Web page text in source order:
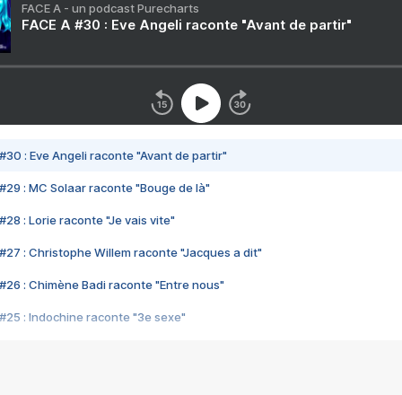
FACE A - un podcast Purecharts
FACE A #30 : Eve Angeli raconte "Avant de partir"
#30 : Eve Angeli raconte "Avant de partir"
#29 : MC Solaar raconte "Bouge de là"
#28 : Lorie raconte "Je vais vite"
#27 : Christophe Willem raconte "Jacques a dit"
#26 : Chimène Badi raconte "Entre nous"
#25 : Indochine raconte "3e sexe"